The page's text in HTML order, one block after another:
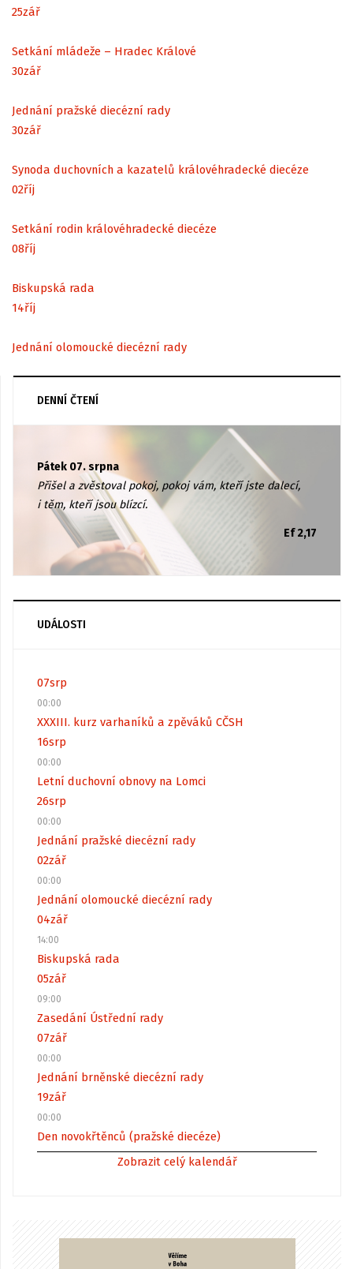
25zář
Setkání mládeže – Hradec Králové
30zář
Jednání pražské diecézní rady
30zář
Synoda duchovních a kazatelů královéhradecké diecéze
02říj
Setkání rodin královéhradecké diecéze
08říj
Biskupská rada
14říj
Jednání olomoucké diecézní rady
DENNÍ ČTENÍ
Pátek 07. srpna
Přišel a zvěstoval pokoj, pokoj vám, kteří jste dalecí,
i těm, kteří jsou blízcí.
Ef 2,17
UDÁLOSTI
07srp
00:00
XXXIII. kurz varhaníků a zpěváků CČSH
16srp
00:00
Letní duchovní obnovy na Lomci
26srp
00:00
Jednání pražské diecézní rady
02zář
00:00
Jednání olomoucké diecézní rady
04zář
14:00
Biskupská rada
05zář
09:00
Zasedání Ústřední rady
07zář
00:00
Jednání brněnské diecézní rady
19zář
00:00
Den novokřtěnců (pražské diecéze)
Zobrazit celý kalendář